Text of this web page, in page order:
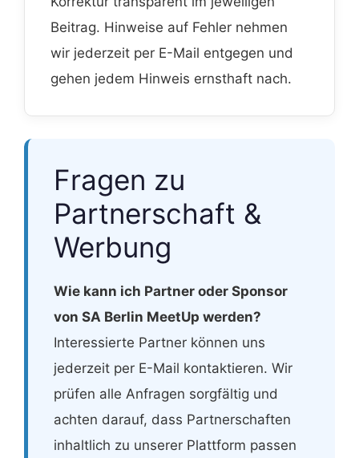
Beitrag. Hinweise auf Fehler nehmen
wir jederzeit per E-Mail entgegen und
gehen jedem Hinweis ernsthaft nach.
Fragen zu
Partnerschaft &
Werbung
Wie kann ich Partner oder Sponsor
von SA Berlin MeetUp werden?
Interessierte Partner können uns
jederzeit per E-Mail kontaktieren. Wir
prüfen alle Anfragen sorgfältig und
achten darauf, dass Partnerschaften
inhaltlich zu unserer Plattform passen